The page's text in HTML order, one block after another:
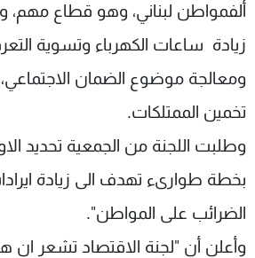
ألفمواطن لبناني، وهو قطاع
زيادة ساعات الكهرباء وتسوية
ومعالجة موضوع الضمان
تخمين الممتلكات.
وطلبت اللجنة من الجمعية تحديد
بخطة طوارىء تهدف الى زيادة
الضرائب على المواطن".
وأعلن أن "لجنة الاقتصاد تشعر ان